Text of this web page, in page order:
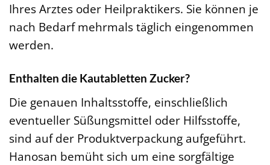
Ihres Arztes oder Heilpraktikers. Sie können je
nach Bedarf mehrmals täglich eingenommen
werden.
Enthalten die Kautabletten Zucker?
Die genauen Inhaltsstoffe, einschließlich
eventueller Süßungsmittel oder Hilfsstoffe,
sind auf der Produktverpackung aufgeführt.
Hanosan bemüht sich um eine sorgfältige